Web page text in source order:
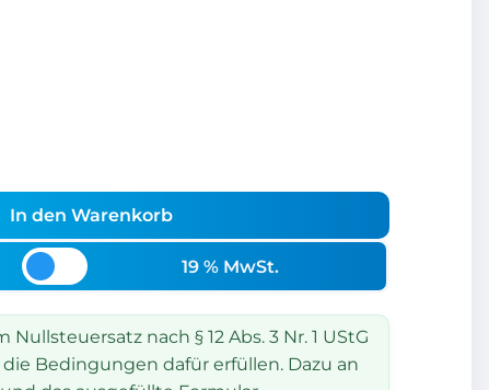
In den Warenkorb
19 % MwSt.
nach § 12 Abs. 3 Nr. 1 UStG
Bedingungen dafür erfüllen. Dazu an